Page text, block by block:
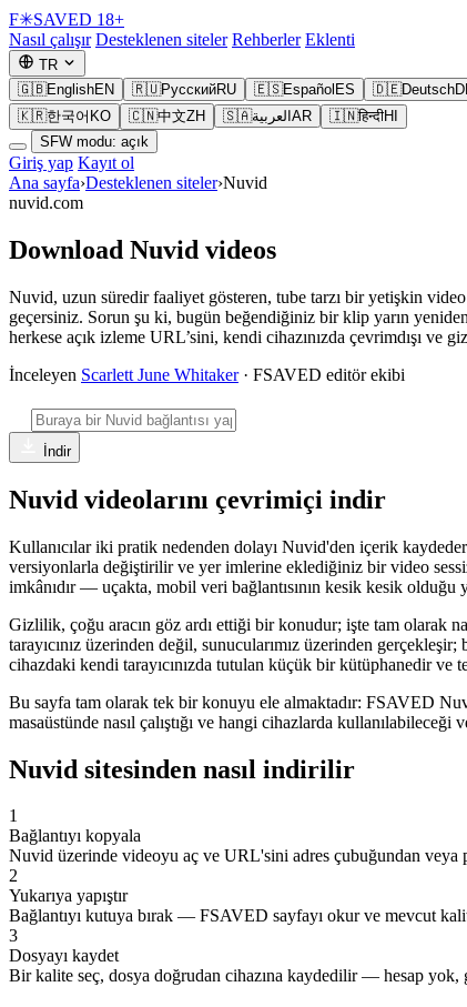
F✳SAVED 18+
Nasıl çalışır Desteklenen siteler Rehberler Eklenti
TR
🇬🇧EnglishEN 🇷🇺РусскийRU 🇪🇸Español ES 🇩🇪Deutsch
🇰🇷한국어 KO 🇨🇳中文ZH 🇸🇦العربية AR 🇮🇳हिन्दीHI
SFW modu: açık
Giriş yap Kayıt ol
Ana sayfa›Desteklenen siteler›Nuvid
nuvid.com
Download Nuvid videos
Nuvid, uzun süredir faaliyet gösteren, tube tarzı bir yetişkin
geçersiniz. Sorun şu ki, bugün beğendiğiniz bir klip yarın
herkese açık izleme URL’sini, kendi cihazınızda çevrimdışı
İnceleyen Scarlett June Whitaker· FSAVED editör ekibi
İndir
Nuvid videolarını çevrimiçi indir
Kullanıcılar iki pratik nedenden dolayı Nuvid'den içerik
versiyonlarla değiştirilir ve yer imlerine eklediğiniz bir video
imkânıdır — uçakta, mobil veri bağlantısının kesik kesik
Gizlilik, çoğu aracın göz ardı ettiği bir konudur; işte tam olarak
tarayıcınız üzerinden değil, sunucularımız üzerinden
cihazdaki kendi tarayıcınızda tutulan küçük bir kütüphanedir
Bu sayfa tam olarak tek bir konuyu ele almaktadır: FSAVED
masaüstünde nasıl çalıştığı ve hangi cihazlarda kullanılabileceği
Nuvid sitesinden nasıl indirilir
1
Bağlantıyı kopyala
Nuvid üzerinde videoyu aç ve URL'sini adres çubuğundan veya
2
Yukarıya yapıştır
Bağlantıyı kutuya bırak — FSAVED sayfayı okur ve mevcut
3
Dosyayı kaydet
Bir kalite seç, dosya doğrudan cihazına kaydedilir — hesap yok,